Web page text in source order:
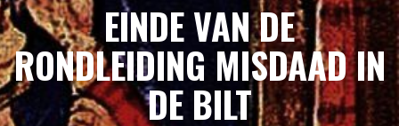
EINDE VAN DE
RONDLEIDING MISDAAD IN
DE BILT